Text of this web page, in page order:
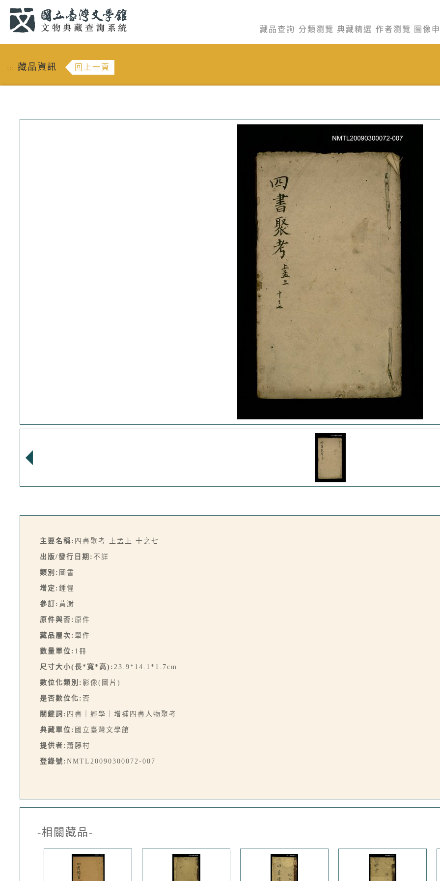
藏品查詢 分類瀏覽 典藏精選 作者瀏覽 圖像
::: 藏品資訊 回上一頁
主要名稱: 四書聚考 上孟上 十之七
出版/發行日期: 不詳
類別: 圖書
增定: 鍾惺
參訂: 黃澍
原件與否: 原件
藏品層次: 單件
數量單位: 1冊
尺寸大小(長*寬*高): 23.9*14.1*1.7cm
數位化類別: 影像(圖片)
是否數位化: 否
關鍵詞: 四書｜經學｜增補四書人物聚考
典藏單位: 國立臺灣文學館
提供者: 蕭藤村
登錄號: NMTL20090300072-007
-相關藏品-